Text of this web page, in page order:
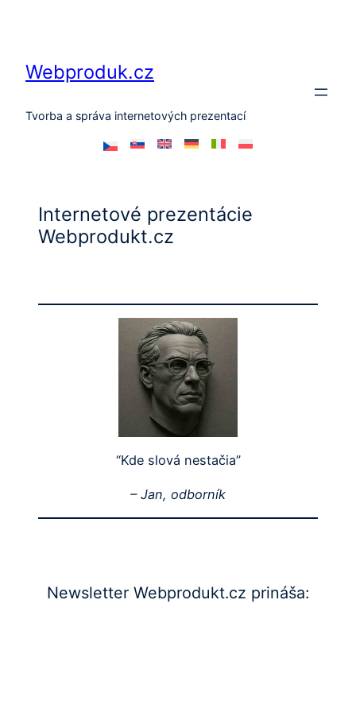
Webproduk.cz
Tvorba a správa internetových prezentací
Internetové prezentácie
Webprodukt.cz
“Kde slová nestačia”
– Jan, odborník
Newsletter Webprodukt.cz prináša: